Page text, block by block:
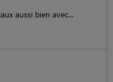
aussi bien avec...